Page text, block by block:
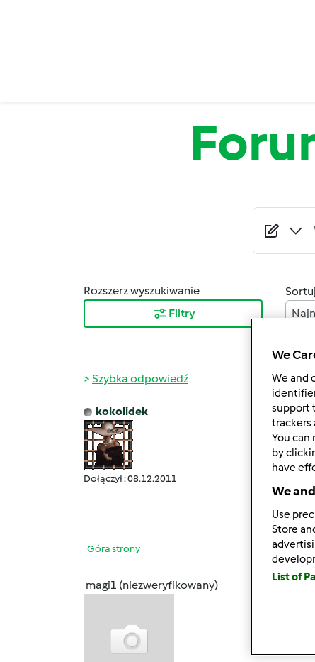
Rozszerz wyszukiwanie
Filtry
Szybka odpowiedź
kokolidek
Dołączył : 08.12.2011
pon.,
Góra strony
magi1 (niezweryfikowany)
Alu
We
We and
support
trackers
You can
by
have
We
Use
Store
List of